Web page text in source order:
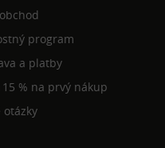
program
a platby
15 % na prvý nákup
otázky